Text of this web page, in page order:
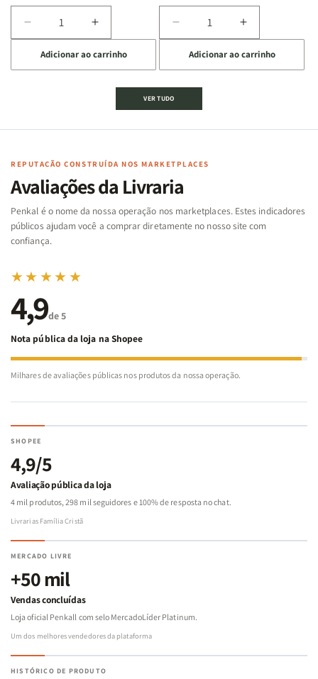
Diminuir
a
quantidade
de
Cartas
Famílias
Bíblia
-
Penkal
Aumentar
a
quantidade
de
Jogo
Cartas
Famílias
da
Bíblia
-
Penkal
Adicionar ao carrinho
Diminuir
a
quantidade
de
Jogo
|
de
Aumentar
a
quantidade
de
|
Adicionar ao carrinho
VER TUDO
REPUTAÇÃO CONSTRUÍDA NOS MARKETPLACES
Avaliações da Livraria
Penkal é o nome da nossa operação nos marketplaces. Estes indicadores
públicos ajudam você a comprar diretamente no nosso site com
confiança.
★★★★★
4,9de 5
Nota pública da loja na Shopee
Milhares de avaliações públicas nos produtos da nossa operação.
SHOPEE
4,9/5
Avaliação pública da loja
4 mil produtos, 298 mil seguidores e 100% de resposta no chat.
Livrarias Família Cristã
MERCADO LIVRE
+50 mil
Vendas concluídas
Loja oficial Penkall com selo MercadoLíder Platinum.
Um dos melhores vendedores da plataforma
HISTÓRICO DE PRODUTO